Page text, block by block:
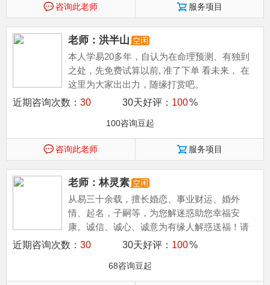
咨询此老师 服务项目
老师：洪半山
本人学易20多年，自认为在命理预测、有独到
之处，先免费试算以前, 准了下单 看未来， 在
这里为大家出出力，随缘打赏吧。
近期咨询次数： 30 30天好评： 100%
100咨询豆起
咨询此老师 服务项目
老师：林灵素
从易三十余载，擅长婚恋、事业财运、婚外
情、起名，子嗣等，为您解迷惑助您幸福安
康。诚信、诚心、诚意为有缘人解惑送福！请
先试测正确后，再付费解答未来。
近期咨询次数： 30 30天好评： 100%
68咨询豆起